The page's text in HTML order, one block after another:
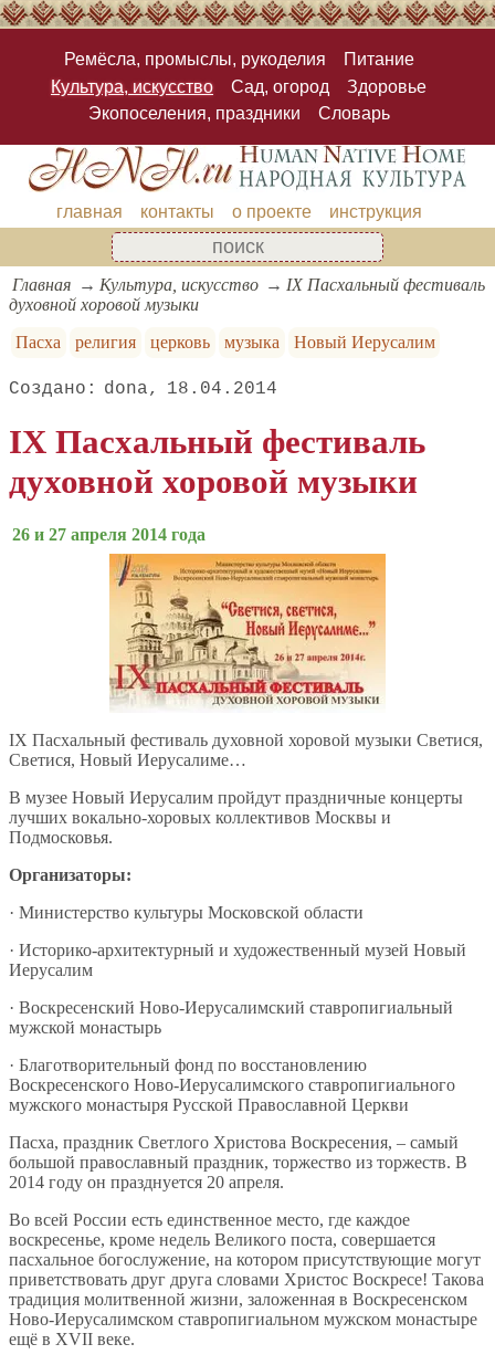
Ремёсла, промыслы, рукоделия
Питание
Культура, искусство
Сад, огород
Здоровье
Экопоселения, праздники
Словарь
главная контакты о проекте инструкция
Главная Культура, искусство
IХ Пасхальный фестиваль
духовной хоровой музыки
Пасха
религия церковь музыка Новый Иерусалим
dona 18.04.2014
IХ Пасхальный фестиваль
духовной хоровой музыки
26 и 27 апреля 2014 года
IХ Пасхальный фестиваль духовной хоровой музыки Светися,
Светися, Новый Иерусалиме…
В музее Новый Иерусалим пройдут праздничные концерты
лучших вокально-хоровых коллективов Москвы и
Подмосковья.
Организаторы:
· Министерство культуры Московской области
· Историко-архитектурный и художественный музей Новый
Иерусалим
· Воскресенский Ново-Иерусалимский ставропигиальный
мужской монастырь
· Благотворительный фонд по восстановлению
Воскресенского Ново-Иерусалимского ставропигиального
мужского монастыря Русской Православной Церкви
Пасха, праздник Светлого Христова Воскресения, – самый
большой православный праздник, торжество из торжеств. В
2014 году он празднуется 20 апреля.
Во всей России есть единственное место, где каждое
воскресенье, кроме недель Великого поста, совершается
пасхальное богослужение, на котором присутствующие могут
приветствовать друг друга словами Христос Воскресе! Такова
традиция молитвенной жизни, заложенная в Воскресенском
Ново-Иерусалимском ставропигиальном мужском монастыре
ещё в XVII веке.